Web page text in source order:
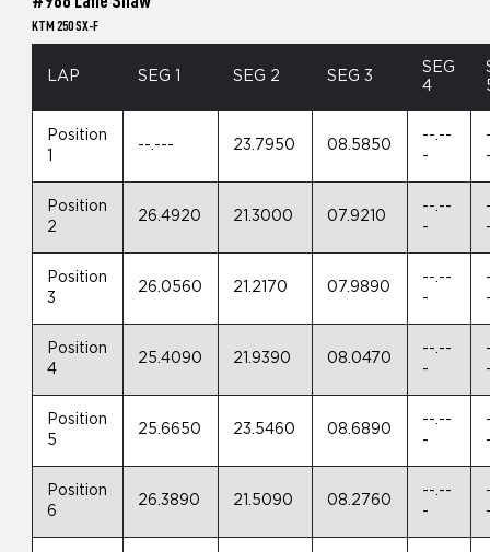
KTM 250 SX-F
LAP SEG 1 SEG 2 SEG 3
SEG
4
Position
--.--- 23.7950 08.5850
--.--
-
Position
2
26.4920 21.3000 07.9210
--.--
-
Position
3
26.0560 21.2170 07.9890
--.--
-
Position
4
25.4090 21.9390 08.0470
--.--
-
Position
5
25.6650 23.5460 08.6890
--.--
-
Position
6
26.3890 21.5090 08.2760
--.--
-